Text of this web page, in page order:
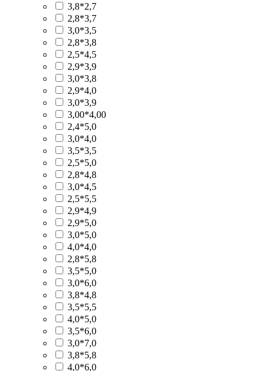
3,8*2,7
2,8*3,7
3,0*3,5
2,8*3,8
2,5*4,5
2,9*3,9
3,0*3,8
2,9*4,0
3,0*3,9
3,00*4,00
2,4*5,0
3,0*4,0
3,5*3,5
2,5*5,0
2,8*4,8
3,0*4,5
2,5*5,5
2,9*4,9
2,9*5,0
3,0*5,0
4,0*4,0
2,8*5,8
3,5*5,0
3,0*6,0
3,8*4,8
3,5*5,5
4,0*5,0
3,5*6,0
3,0*7,0
3,8*5,8
4,0*6,0